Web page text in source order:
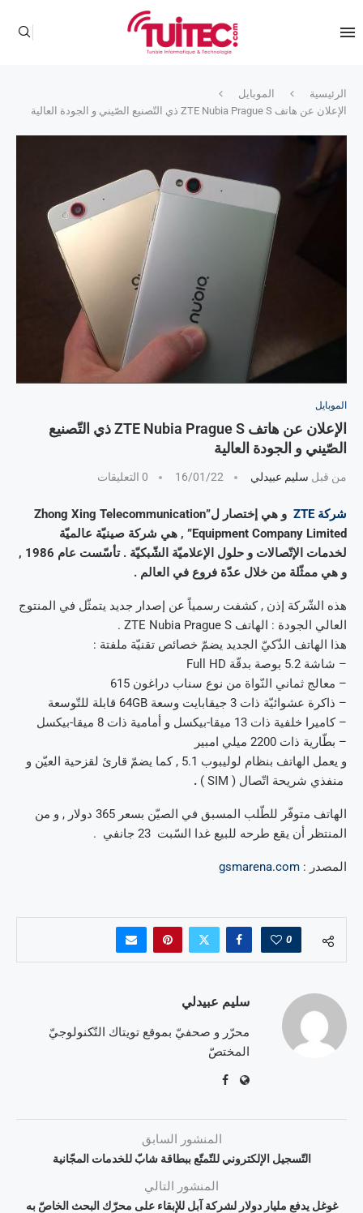
الرئيسية
الموبايل
الإعلان عن هاتف ZTE Nubia Prague S ذي التّصنيع الصّيني و الجودة العالية
الموبايل
الإعلان عن هاتف ZTE Nubia Prague S ذي التّصنيع
الصّيني و الجودة العالية
من قبل سليم عبيدلي 16/01/22 0 التعليقات
شركة ZTE
و هي إختصار ل”Zhong Xing Telecommunication
Equipment Company Limited” , هي شركة صينيّة عالميّة
لخدمات الإتّصالات و حلول الإعلاميّة الشّبكيّة . تأسّست عام 1986 ,
و هي ممثّلة من خلال عدّة فروع في العالم .
هذه الشّركة إذن , كشفت رسمياً عن إصدار جديد يتمثّل في المنتوج
العالي الجودة : الهاتف ZTE Nubia Prague S .
هذا الهاتف الذّكيّ الجديد يضمّ خصائص تقنيّة ملفتة :
– شاشة 5.2 بوصة بدقّة Full HD
– معالج ثماني النّواة من نوع سناب دراغون 615
– ذاكرة عشوائيّة ذات 3 جيقابايت وسعة 64GB قابلة للتّوسعة
– كاميرا خلفية ذات 13 ميقا-بيكسل و أمامية ذات 8 ميقا-بيكسل
– بطّارية ذات 2200 ميلي امبير
و يعمل الهاتف بنظام لوليبوب 5.1 , كما يضمّ قارئ لقزحية العيّن و
منفذي شريحة اتّصال ( SIM )
.
الهاتف متوفّر للطّلب المسبق في الصيّن بسعر 365 دولار , و من
المنتظر أن يقع طرحه للبيع غدا السّبت 23 جانفي .
المصدر : gsmarena.com
0
سليم عبيدلي
محرّر و صحفيّ بموقع تويتاك التّكنولوجيّ
المختصّ
المنشور السابق
التّسجيل الإلكتروني للتّمتّع ببطاقة شابّ للخدمات المجّانية
المنشور التالي
غوغل يدفع مليار دولار لشركة آبل للإبقاء على محرّك البحث الخاصّ به